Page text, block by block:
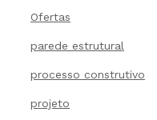
Ofertas
parede estrutural
processo construtivo
projeto